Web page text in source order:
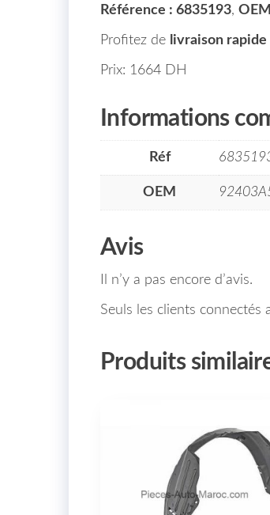
Référence : 6835193,
Profitez de livraison
Prix: 1664 DH
Informations
Réf
OEM
Avis
Il n’y a pas encore d’avis.
Seuls les clients
Produits